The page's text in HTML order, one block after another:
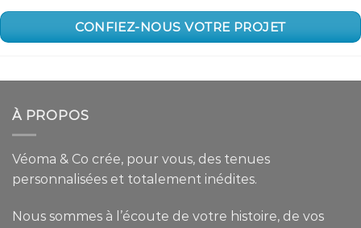
CONFIEZ-NOUS VOTRE PROJET
À PROPOS
Véoma & Co crée, pour vous, des tenues
personnalisées et totalement inédites.
Nous sommes à l’écoute de votre histoire, de vos